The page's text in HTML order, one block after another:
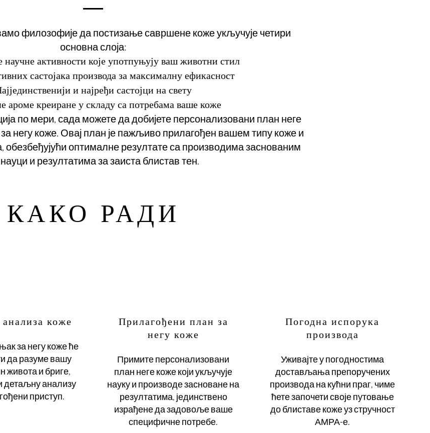
филозофије да постизање савршене коже укључује четири
основна слоја:
научне активности које употпуњују ваш животни стил
састојака производа за максималну ефикасност
и најређи састојци на свету
ароме креиране у складу са потребама ваше коже
по мери, сада можете да добијете персонализовани план неге
негу коже. Овај план је пажљиво прилагођен вашем типу коже и
оптималне резултате са производима заснованим
и резултатима за заиста блистав тен.
КАКО РАДИ
коже
за негу коже ће
да разуме вашу
живота и бриге,
детаљну анализу
приступ.
Прилагођени план за
негу коже
Примите персонализовани
план неге коже који укључује
науку и производе засноване на
резултатима, јединствено
израђене да задовоље ваше
специфичне потребе.
Погодна испорука
производа
Уживајте у погодностима
достављања препоручених
производа на кућни праг, чиме
ћете започети своје путовање
до блиставе коже уз стручност
АМРА-е.